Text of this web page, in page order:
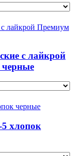
с лайкрой
хлопок